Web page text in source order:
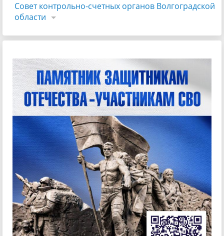
Совет контрольно-счетных органов Волгоградской
области